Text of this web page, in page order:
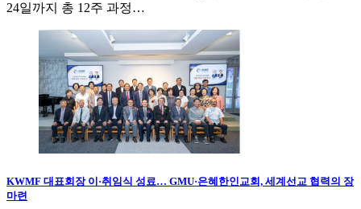
24일까지 총 12주 과정…
KWMF 대표회장 이·취임식 성료… GMU·은혜한인교회, 세계선교 협력의 장
마련